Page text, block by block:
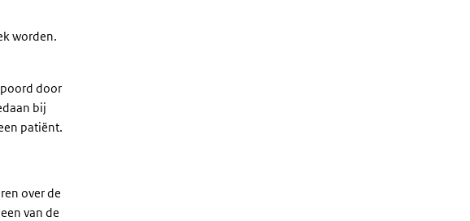
worden.
door
bij
patiënt.
over de
van de